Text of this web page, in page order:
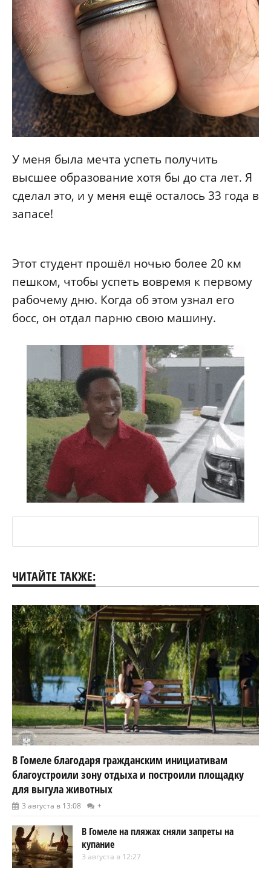
У меня была мечта успеть получить
высшее образование хотя бы до ста лет. Я
сделал это, и у меня ещё осталось 33 года в
запасе!
Этот студент прошёл ночью более 20 км
пешком, чтобы успеть вовремя к первому
рабочему дню. Когда об этом узнал его
босс, он отдал парню свою машину.
ЧИТАЙТЕ ТАКЖЕ:
В Гомеле благодаря гражданским инициативам
благоустроили зону отдыха и построили площадку
для выгула животных
3 августа в 13:08 +
В Гомеле на пляжах сняли запреты на
купание
3 августа в 12:27